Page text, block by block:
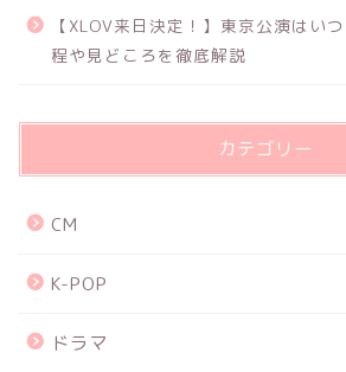
【XLOV来日決定！】東京公演はい
程や見どころを徹底解説
カテゴリー
CM
K-POP
ドラマ